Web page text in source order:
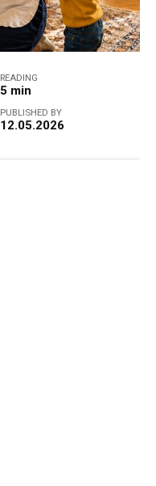
READING
5 min
PUBLISHED BY
12.05.2026